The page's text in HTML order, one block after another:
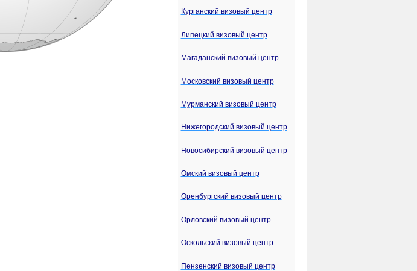
Курганский визовый центр
Липецкий визовый центр
Магаданский визовый центр
Московский визовый центр
Мурманский визовый центр
Нижегородский визовый центр
Новосибирский визовый центр
Омский визовый центр
Оренбургский визовый центр
Орловский визовый центр
Оскольский визовый центр
Пензенский визовый центр